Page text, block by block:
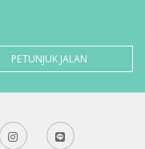
PETUNJUK JALAN